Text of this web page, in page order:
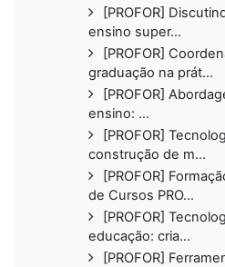
[PROFOR]
ensino super...
[PROFOR]
graduação na prát...
[PROFOR]
ensino: ...
[PROFOR]
construção de m...
[PROFOR]
de Cursos PRO...
[PROFOR]
educação: cria...
[PROFOR]